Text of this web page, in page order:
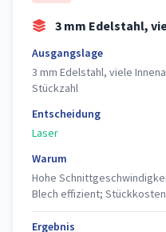
3 mm Edelstahl,
Ausgangslage
3 mm Edelstahl, viele
Stückzahl
Entscheidung
Laser
Warum
Hohe
Blech effizient;
Ergebnis